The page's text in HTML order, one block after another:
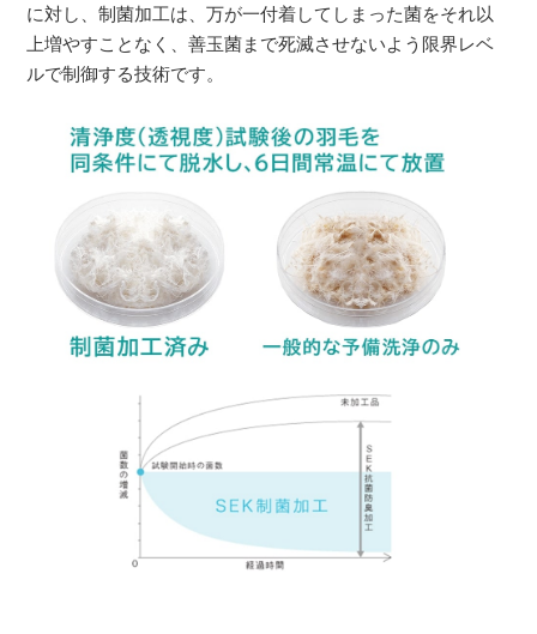
に対し、制菌加工は、万が一付着してしまった菌をそれ以
上増やすことなく、善玉菌まで死滅させないよう限界レベ
ルで制御する技術です。